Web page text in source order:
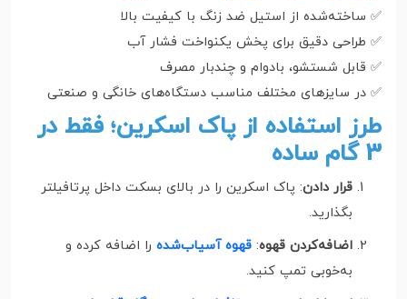
✅ ساخته‌شده از استیل ضد زنگ با کیفیت بالا
✅ طراحی دقیق برای پخش یکنواخت فشار آب
✅ قابل شستشو، بادوام و چندبار مصرف
✅ در سایزهای مختلف مناسب دستگاه‌های خانگی و صنعتی
طرز استفاده از پاک اسکرین؛ فقط در
3 گام ساده
قرار دادن: پاک اسکرین را در بالای بسکت داخل پرتافیلتر
بگذارید.
اضافه‌کردن قهوه: قهوه آسیاب‌شده را اضافه کرده و
به‌خوبی تمپ کنید.